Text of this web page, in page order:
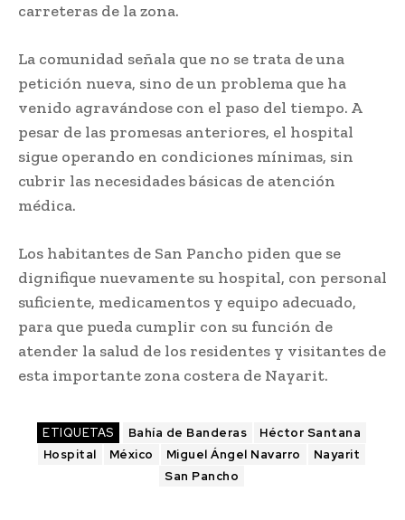
carreteras de la zona.
La comunidad señala que no se trata de una
petición nueva, sino de un problema que ha
venido agravándose con el paso del tiempo. A
pesar de las promesas anteriores, el hospital
sigue operando en condiciones mínimas, sin
cubrir las necesidades básicas de atención
médica.
Los habitantes de San Pancho piden que se
dignifique nuevamente su hospital, con personal
suficiente, medicamentos y equipo adecuado,
para que pueda cumplir con su función de
atender la salud de los residentes y visitantes de
esta importante zona costera de Nayarit.
ETIQUETAS Bahía de Banderas
Héctor Santana
Hospital
México Miguel Ángel Navarro
Nayarit
San Pancho